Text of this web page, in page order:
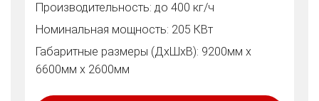
Производительность: до 400 кг/ч
Номинальная мощность: 205 КВт
Габаритные размеры (ДхШхВ): 9200мм х
6600мм х 2600мм